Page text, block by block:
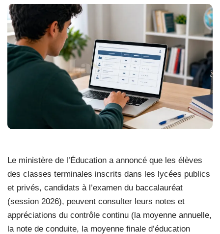
Le ministère de l’Éducation a annoncé que les élèves
des classes terminales inscrits dans les lycées publics
et privés, candidats à l’examen du baccalauréat
(session 2026), peuvent consulter leurs notes et
appréciations du contrôle continu (la moyenne annuelle,
la note de conduite, la moyenne finale d’éducation